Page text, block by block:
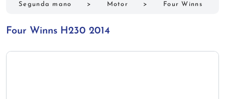
Segunda mano > Motor > Four Winns
Four Winns H230 2014